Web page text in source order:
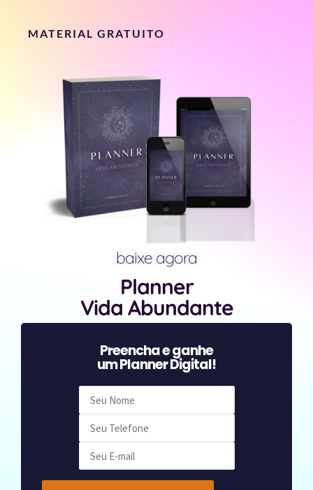
MATERIAL GRATUITO
baixe agora
Planner
Vida Abundante
Preencha e ganhe
um Planner Digital!